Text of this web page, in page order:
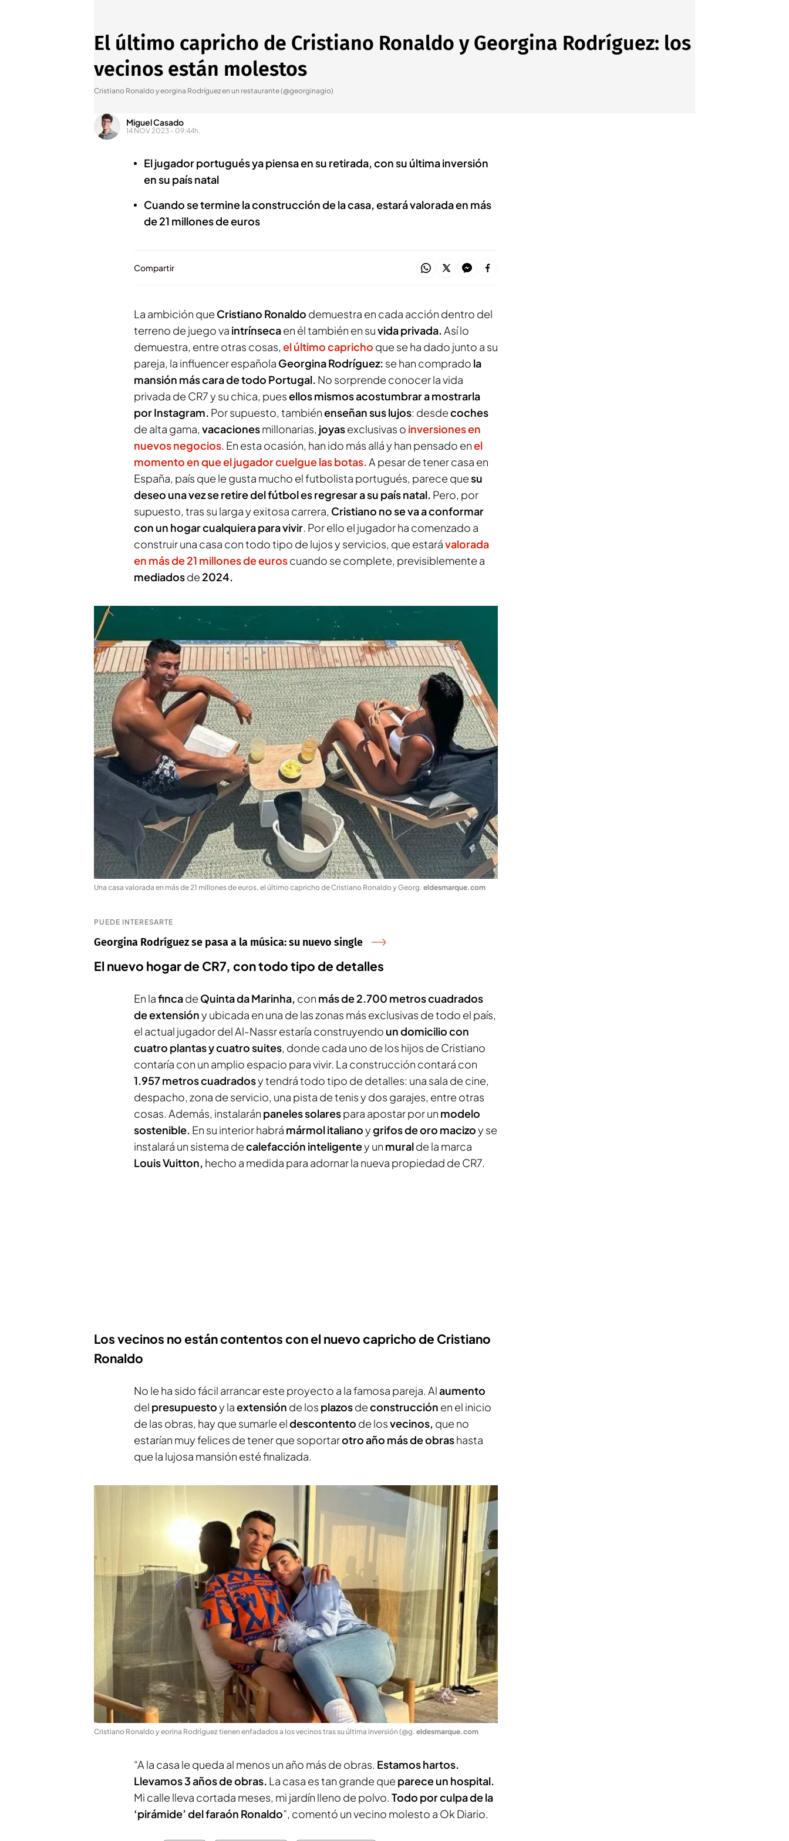
El último capricho de Cristiano Ronaldo y Georgina Rodríguez: los
vecinos están molestos
Cristiano Ronaldo y eorgina Rodríguez en un restaurante (@georginagio)
Miguel Casado
14 NOV 2023 - 09:44h.
El jugador portugués ya piensa en su retirada, con su última inversión
en su país natal
Cuando se termine la construcción de la casa, estará valorada en más
de 21 millones de euros
Compartir
La ambición que Cristiano Ronaldo demuestra en cada acción dentro del
terreno de juego va intrínsecaen él también en suvida privada.Así lo
demuestra, entre otras cosas, elúltimo capricho que se ha dado junto a su
pareja, la influencer española Georgina Rodríguez: se han comprado la
mansión más cara de todo Portugal. No sorprende conocer la vida
privada de CR7 y su chica, puesellos mismos acostumbrar a mostrarla
por Instagram. Por supuesto, tambiénenseñansus lujos: desdecoches
de alta gama, vacacionesmillonarias, joyasexclusivas o inversionesen
nuevos negocios. En esta ocasión, han ido más allá y han pensado enel
momento en que el jugador cuelgue las botas.A pesar de tener casa en
España, país que le gusta mucho el futbolista portugués, parece quesu
deseo una vez se retire del fútbol es regresar a su país natal. Pero, por
supuesto, tras su larga y exitosa carrera, Cristiano no se va a conformar
con un hogar cualquiera para vivir. Por ello el jugador ha comenzado a
construir una casa con todo tipo de lujos y servicios, que estarávalorada
en más de 21 millones de euroscuando se complete, previsiblemente a
mediadosde 2024.
Una casa valorada en más de 21 millones de euros, el último capricho de Cristiano Ronaldo y Georg. eldesmarque.com
PUEDE INTERESARTE
Georgina Rodríguez se pasa a la música: su nuevo single
El nuevo hogar de CR7, con todo tipo de detalles
En lafincade Quinta da Marinha, con más de 2.700 metros cuadrados
de extensióny ubicada en una de las zonas más exclusivas de todo el país,
el actual jugador del Al-Nassr estaría construyendo un domicilio con
cuatro plantas y cuatro suites, donde cada uno de los hijos de Cristiano
contaría con un amplio espacio para vivir. La construcción contará con
1.957 metros cuadradosy tendrá todo tipo de detalles: una sala de cine,
despacho, zona de servicio, una pista de tenis y dos garajes, entre otras
cosas. Además, instalarán paneles solarespara apostar por un modelo
sostenible. En su interior habrá mármol italianoygrifos de oro macizoy se
instalará un sistema decalefacción inteligentey un muralde la marca
Louis Vuitton, hecho a medida para adornar la nueva propiedad de CR7.
Los vecinos no están contentos con el nuevo capricho de Cristiano
Ronaldo
No le ha sido fácil arrancar este proyecto a la famosa pareja. Alaumento
del presupuestoy laextensión de los plazosdeconstrucción en el inicio
de las obras, hay que sumarle eldescontento de losvecinos, que no
estarían muy felices de tener que soportarotro año más de obrashasta
que la lujosa mansión esté finalizada.
Cristiano Ronaldo y eorina Rodríguez tienen enfadados a los vecinos tras su última inversión (@g. eldesmarque.com
“A la casa le queda al menos un año más de obras. Estamos hartos.
Llevamos 3 años de obras. La casa es tan grande que parece un hospital.
Mi calle lleva cortada meses, mi jardín lleno de polvo. Todo por culpa de la
‘pirámide’ del faraón Ronaldo”, comentó un vecino molesto a Ok Diario.